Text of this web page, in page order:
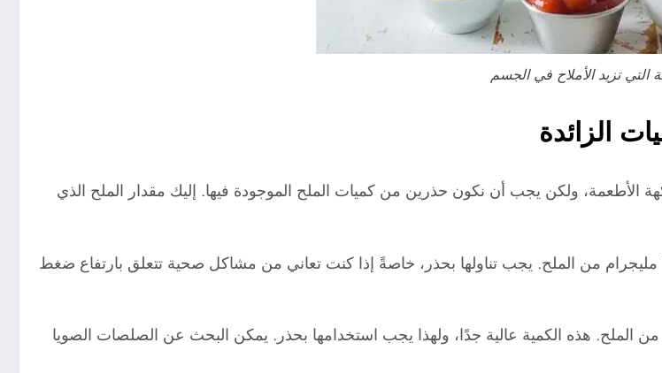
التي تزيد الأملاح في الجسم
الزائدة
الأطعمة، ولكن يجب أن نكون حذرين من كميات الملح الموجودة فيها. إليك مقدار الملح الذي
صلصة الكاتشب: ملعقة من صلصة الكاتشب قد تحتوي على ما يصل إلى 150 مليجرام من الملح. يجب تناولها بحذر، خاصةً إذا كنت تعاني من مشاكل صحية تتعلق بارتفاع ضغط
من صلصة الصويا قد تحتوي على حوالي 1000 مليجرام من الملح. هذه الكمية عالية جدًا، ولهذا يجب استخدامها بحذر. يمكن البحث عن الصلصات الصويا